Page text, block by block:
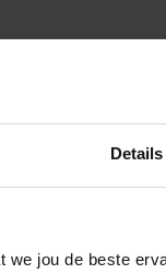
Details
jou de beste